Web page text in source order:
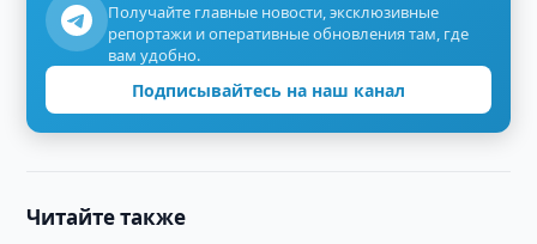
Получайте главные новости, эксклюзивные
репортажи и оперативные обновления там, где
вам удобно.
Подписывайтесь на наш канал
Читайте также